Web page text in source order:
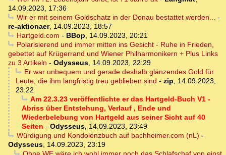
14.09.2023, 17:36
Wir er mit seinem Goldschatz in der Donau bestattet werden... -
re-aktionaer, 14.09.2023, 18:57
Hartgeld.com - BBop, 14.09.2023, 20:21
Polarisierend und immer mitten ins Gesicht - Ruhe in Frieden,
gebettet auf Krügerrand und Wiener Philharmonikern + Plus Links
zu 3 Artikeln - Odysseus, 14.09.2023, 22:29
Er war unbequem und gerade deshalb glänzendes Gold für
Leute, die ihm langfristig treu geblieben sind - zip, 14.09.2023,
23:22
Am 22.3.23 veröffentlichte er das Hartgeld-Buch V1 -
Abriss über Entstehung, Verlauf , Ende und
Wiederbelebung von Hartgeld aus seiner Sicht auf 40
Seiten - Odysseus, 14.09.2023, 23:49
Würdigung und Kondolenzbuch auf bachheimer.com (nL) -
Odysseus, 14.09.2023, 23:19